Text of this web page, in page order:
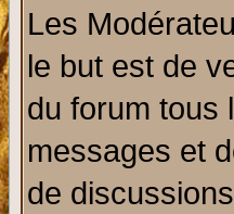
Les
le but est de
du forum tous
messages et
de